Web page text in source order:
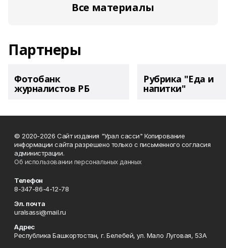
Все материалы
Партнеры
Фотобанк
журналистов РБ
Рубрика "Еда и
напитки"
© 2020-2026 Сайт издания "Урал сасси" Копирование
информации сайта разрешено только с письменного согласия
администрации.
Об использовании персональных данных
Телефон
8-347-86-4-12-78
Эл. почта
uralsassi@mail.ru
Адрес
Республика Башкортостан, г. Белебей, ул. Мало Луговая, 53А